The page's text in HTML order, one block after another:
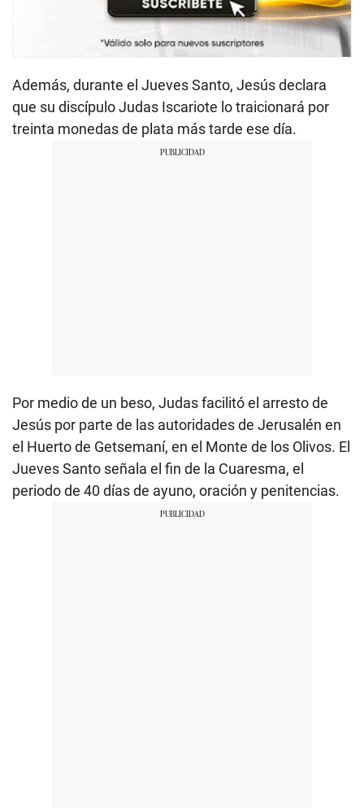
Además, durante el Jueves Santo, Jesús declara
que su discípuloJudas Iscariote lo traicionará por
treinta monedas de plata más tarde ese día.
Por medio de un beso, Judas facilitó el arresto de
Jesús por parte de las autoridades de Jerusalén en
el Huerto de Getsemaní, en el Monte de los Olivos. El
Jueves Santo señala el fin de la Cuaresma, el
periodo de 40 días de ayuno, oración y penitencias.